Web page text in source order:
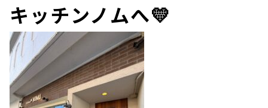
キッチンノムへ💛